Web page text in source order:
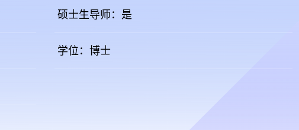
硕士生导师：是
学位：博士